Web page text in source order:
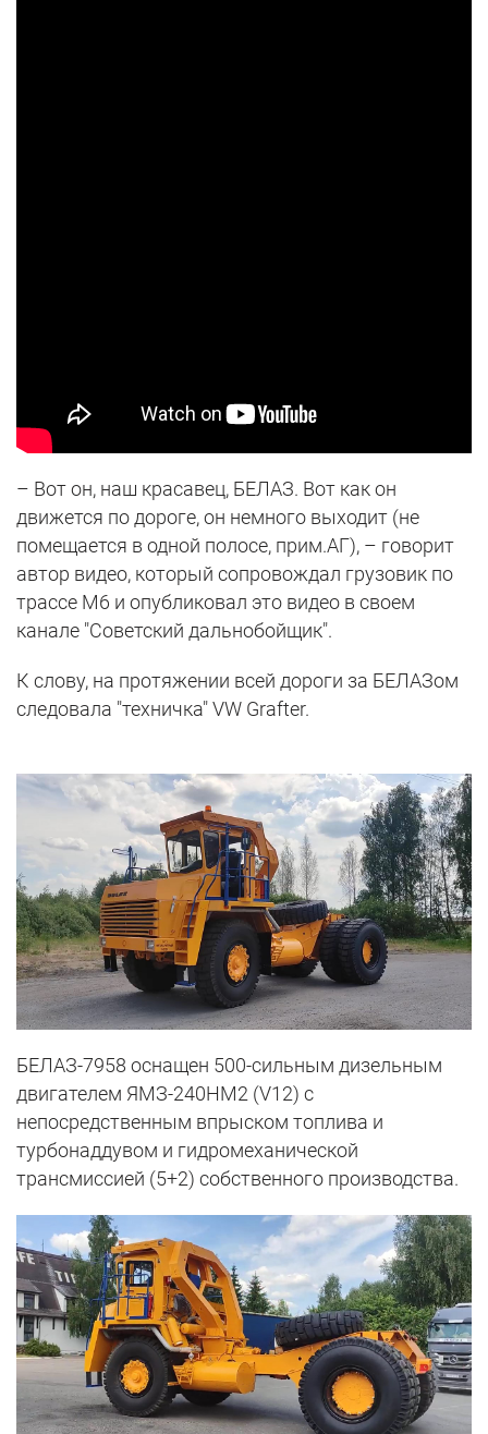
– Вот он, наш красавец, БЕЛАЗ. Вот как он
движется по дороге, он немного выходит (не
помещается в одной полосе, прим.АГ), – говорит
автор видео, который сопровождал грузовик по
трассе М6 и опубликовал это видео в своем
канале "Советский дальнобойщик".
К слову, на протяжении всей дороги за БЕЛАЗом
следовала "техничка" VW Grafter.
БЕЛАЗ-7958 оснащен 500-сильным дизельным
двигателем ЯМЗ-240НМ2 (V12) с
непосредственным впрыском топлива и
турбонаддувом и гидромеханической
трансмиссией (5+2) собственного производства.